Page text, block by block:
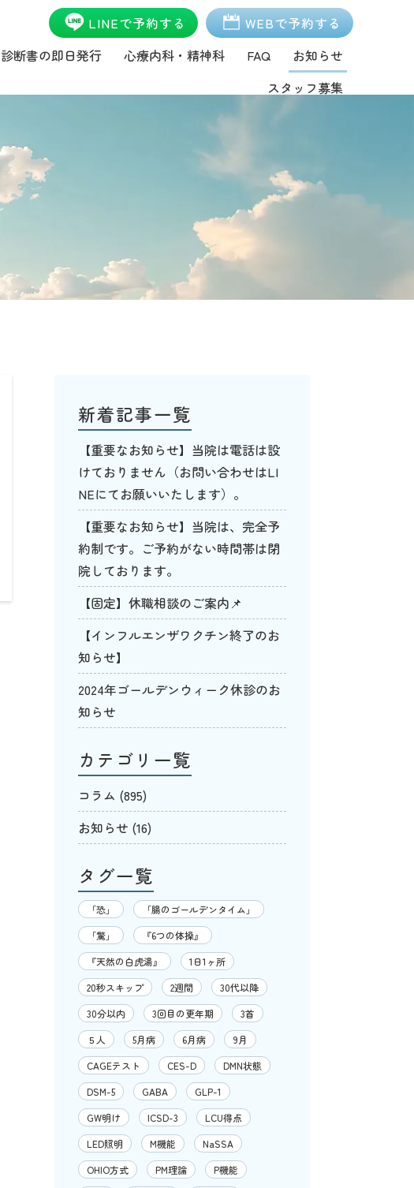
LINEで予約する
WEBで予約する
診断書の即日発行 心療内科・精神科 FAQ
お知らせ
スタッフ募集
新着記事一覧
【重要なお知らせ】当院は電話は設
けておりません（お問い合わせはLI
NEにてお願いいたします）。
【重要なお知らせ】当院は、完全予
約制です。ご予約がない時間帯は閉
院しております。
【固定】休職相談のご案内📌
【インフルエンザワクチン終了のお
知らせ】
2024年ゴールデンウィーク休診のお
知らせ
カテゴリ一覧
コラム (895)
お知らせ (16)
タグ一覧
「恐」
「腸のゴールデンタイム」
「驚」
『6つの体操』
『天然の白虎湯』
1日1ヶ所
20秒スキップ
2週間
30代以降
30分以内
3回目の更年期
3首
５人
5月病 6月病
9月
CAGEテスト
CES-D
DMN状態
DSM-5
GABA
GLP-1
GW明け
ICSD-3
LCU得点
LED照明
M機能
NaSSA
OHIO方式
PM理論
P機能